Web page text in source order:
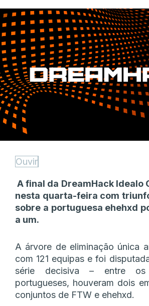
Ouvir
A final da DreamHack Idealo
nesta quarta-feira com
sobre a portuguesa ehehxd
a um.
A árvore de eliminação única
com 121 equipas e foi
série decisiva – entre os
portugueses, houveram dois
conjuntos de FTW e ehehxd.